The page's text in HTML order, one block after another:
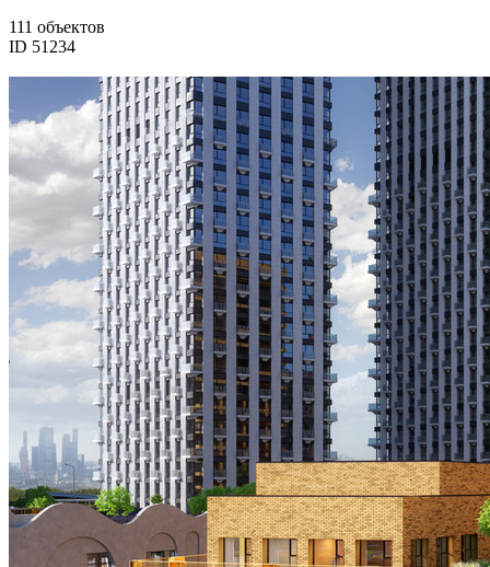
111 объектов
ID 51234